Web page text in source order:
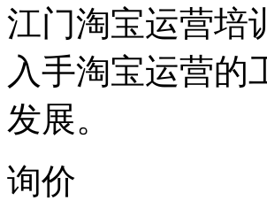
江门淘宝运营培
入手淘宝运营的
发展。
询价